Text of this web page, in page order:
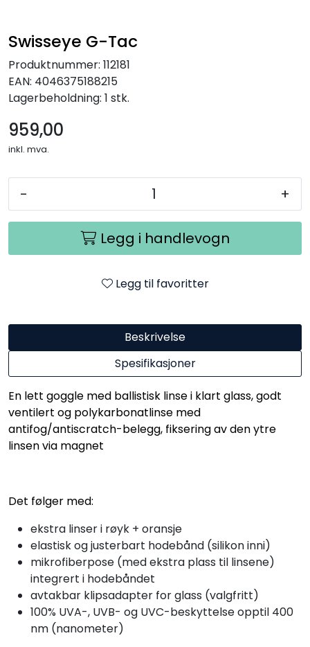
Swisseye G-Tac
Produktnummer: 112181
EAN: 4046375188215
Lagerbeholdning: 1 stk.
959,00
inkl. mva.
- +
Legg i handlevogn
Legg til favoritter
Beskrivelse
Spesifikasjoner
En lett goggle med ballistisk linse i klart glass, godt
ventilert og polykarbonatlinse med
antifog/antiscratch-belegg, fiksering av den ytre
linsen via magnet
Det følger med:
ekstra linser i røyk + oransje
elastisk og justerbart hodebånd (silikon inni)
mikrofiberpose (med ekstra plass til linsene)
integrert i hodebåndet
avtakbar klipsadapter for glass (valgfritt)
100% UVA-, UVB- og UVC-beskyttelse opptil 400
nm (nanometer)